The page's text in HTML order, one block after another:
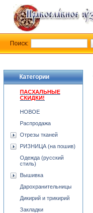
Категории
ПАСХАЛЬНЫЕ
СКИДКИ!
НОВОЕ
Распродажа
Отрезы тканей
РИЗНИЦА (на пошив)
Одежда (русский
стиль)
Вышивка
Дарохранительницы
Дикирий и трикирий
Закладки
Поиск: